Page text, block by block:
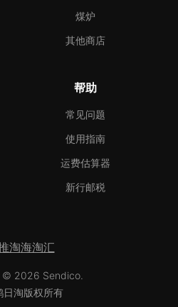
煤炉
其他商店
帮助
常见问题
使用指南
运费估算器
新行邮税
淘海淘汇
© 2026 Sendico.
日淘版权所有